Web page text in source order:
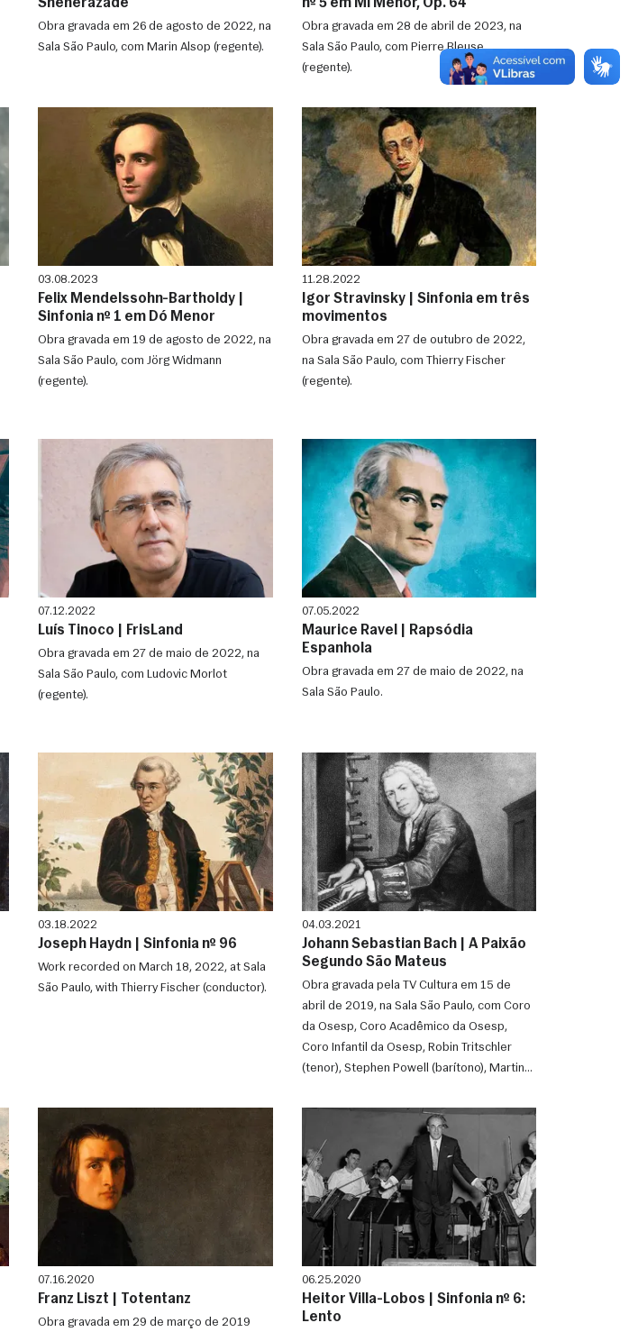
Sheherazade
Obra gravada em 26 de agosto de 2022, na
Sala São Paulo, com Marin Alsop (regente).
nº 5 em Mi Menor, Op. 64
Obra gravada em 28 de abril de 2023, na
Sala São Paulo, com Pierre Bleuse
(regente).
03.08.2023
Felix Mendelssohn-Bartholdy |
Sinfonia nº 1 em Dó Menor
Obra gravada em 19 de agosto de 2022, na
Sala São Paulo, com Jörg Widmann
(regente).
11.28.2022
Igor Stravinsky | Sinfonia em três
movimentos
Obra gravada em 27 de outubro de 2022,
na Sala São Paulo, com Thierry Fischer
(regente).
07.12.2022
Luís Tinoco | FrisLand
Obra gravada em 27 de maio de 2022, na
Sala São Paulo, com Ludovic Morlot
(regente).
07.05.2022
Maurice Ravel | Rapsódia
Espanhola
Obra gravada em 27 de maio de 2022, na
Sala São Paulo.
03.18.2022
Joseph Haydn | Sinfonia nº 96
Work recorded on March 18, 2022, at Sala
São Paulo, with Thierry Fischer (conductor).
04.03.2021
Johann Sebastian Bach | A Paixão
Segundo São Mateus
Obra gravada pela TV Cultura em 15 de
abril de 2019, na Sala São Paulo, com Coro
da Osesp, Coro Acadêmico da Osesp,
Coro Infantil da Osesp, Robin Tritschler
(tenor), Stephen Powell (barítono), Martina
07.16.2020
Franz Liszt | Totentanz
Obra gravada em 29 de março de 2019
06.25.2020
Heitor Villa-Lobos | Sinfonia nº 6:
Lento